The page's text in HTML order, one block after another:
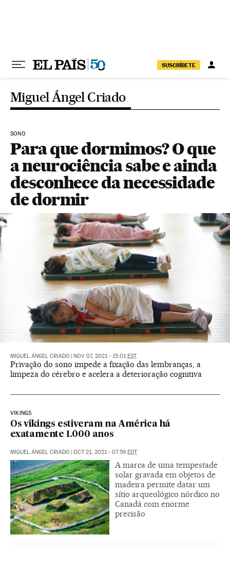
SUSCRÍBETE
Miguel Ángel Criado
SONO
Para que dormimos? O que
a neurociência sabe e ainda
desconhece da necessidade
de dormir
MIGUEL ÁNGEL CRIADO NOV 07, 2021 - 15:01 EST
Privação do sono impede a fixação das lembranças, a
limpeza do cérebro e acelera a deterioração cognitiva
VIKINGS
Os vikings estiveram na América há
exatamente 1.000 anos
MIGUEL ÁNGEL CRIADO OCT 21, 2021 - 07:59 EDT
A marca de uma tempestade
solar gravada em objetos de
madeira permite datar um
sítio arqueológico nórdico no
Canadá com enorme
precisão